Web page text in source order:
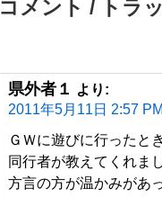
コメント / トラ
県外者１
より:
2011年5月11日 2:57
ＧＷに遊びに行ったと
同行者が教えてくれま
方言の方が温かみがあ